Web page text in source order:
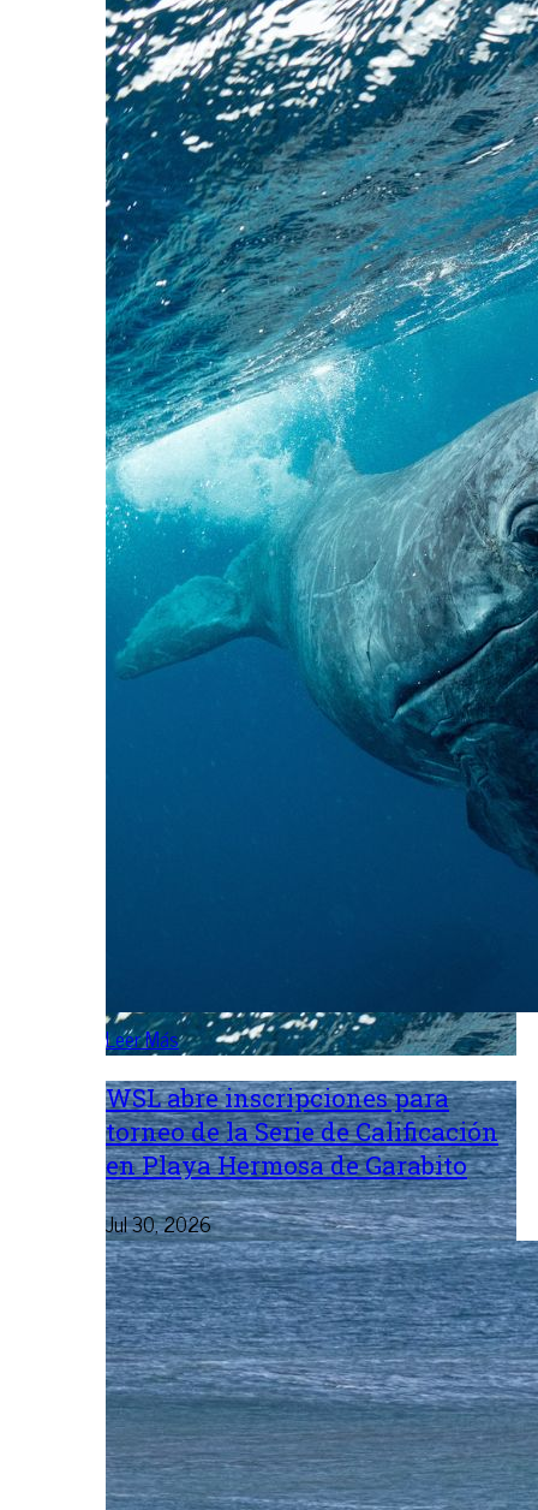
Leer Más
WSL abre inscripciones para
torneo de la Serie de Calificación
en Playa Hermosa de Garabito
Jul 30, 2026